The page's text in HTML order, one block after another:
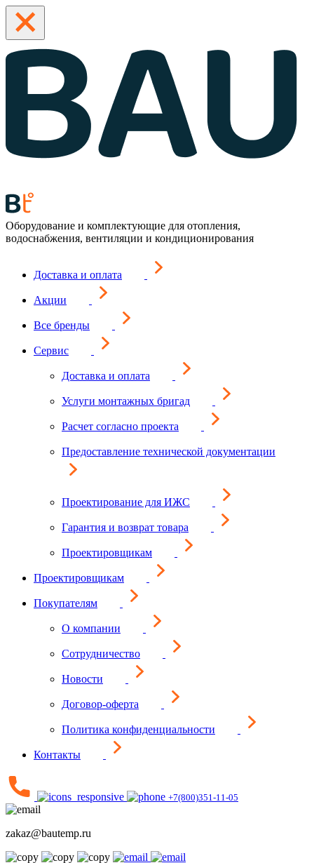
Оборудование и комплектующие для отопления,
водоснабжения, вентиляции и кондиционирования
Доставка и оплата
Акции
Все бренды
Сервис
Доставка и оплата
Услуги монтажных бригад
Расчет согласно проекта
Предоставление технической документации
Проектирование для ИЖС
Гарантия и возврат товара
Проектировщикам
Проектировщикам
Покупателям
О компании
Сотрудничество
Новости
Договор-оферта
Политика конфиденциальности
Контакты
+7(800)351-11-05
zakaz@bautemp.ru